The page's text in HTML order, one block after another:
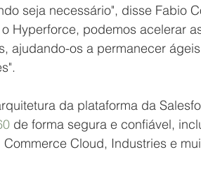
seja necessário", disse Fabio
Hyperforce, podemos acelerar
ajudando-os a permanecer
da plataforma da
de forma segura e confiável,
Cloud, Industries e